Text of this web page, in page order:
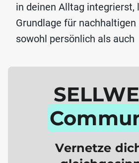
in deinen Alltag integrierst,
Grundlage für nachhaltigen
sowohl persönlich als auch
Vernetze